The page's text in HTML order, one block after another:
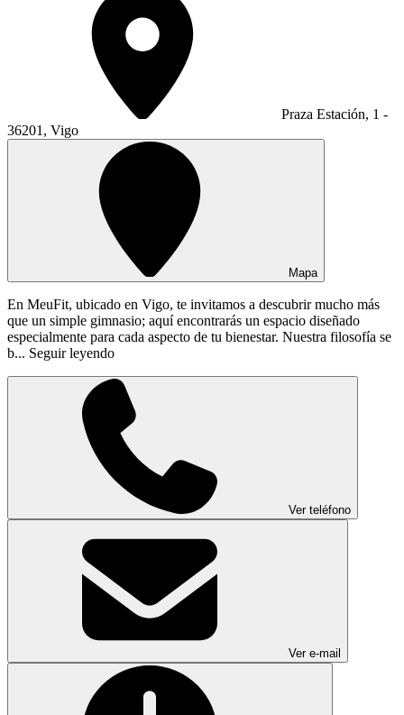
Praza Estación, 1 -
36201, Vigo
Mapa
En MeuFit, ubicado en Vigo, te invitamos a descubrir mucho más
que un simple gimnasio; aquí encontrarás un espacio diseñado
especialmente para cada aspecto de tu bienestar. Nuestra filosofía se
b... Seguir leyendo
Ver teléfono
Ver e-mail